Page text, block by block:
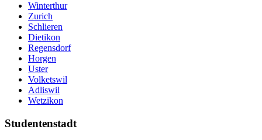
Winterthur
Zurich
Schlieren
Dietikon
Regensdorf
Horgen
Uster
Volketswil
Adliswil
Wetzikon
Studentenstadt